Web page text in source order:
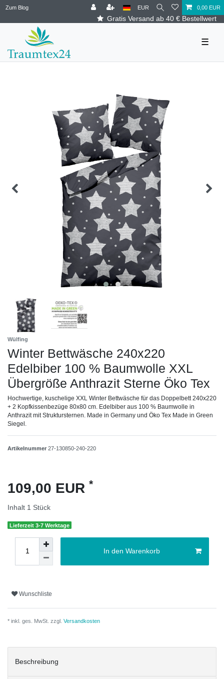
Zum Blog
Gratis Versand ab 40 € Bestellwert
EUR 0,00 EUR
☰
Wülfing
Winter Bettwäsche 240x220
Edelbiber 100 % Baumwolle XXL
Übergröße Anthrazit Sterne Öko Tex
Hochwertige, kuschelige XXL Winter Bettwäsche für das Doppelbett 240x220
+ 2 Kopfkissenbezüge 80x80 cm. Edelbiber aus 100 % Baumwolle in
Anthrazit mit Struktursternen. Made in Germany und Öko Tex Made in Green
Siegel.
Artikelnummer 27-130850-240-220
109,00 EUR *
Inhalt 1 Stück
Lieferzeit 3-7 Werktage
In den Warenkorb
Wunschliste
* inkl. ges. MwSt. zzgl. Versandkosten
Beschreibung